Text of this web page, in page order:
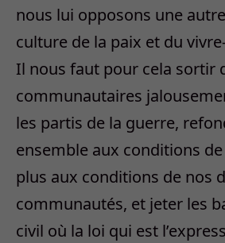
nous lui opposons une
culture de la paix et du
Il nous faut pour cela sortir
communautaires
les partis de la guerre,
ensemble aux conditions de
plus aux conditions de nos
communautés, et jeter les
civil où la loi qui est